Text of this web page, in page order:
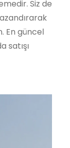
Siz de
En güncel
satışı